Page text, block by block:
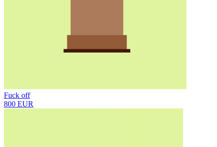
Fuck off
800 EUR